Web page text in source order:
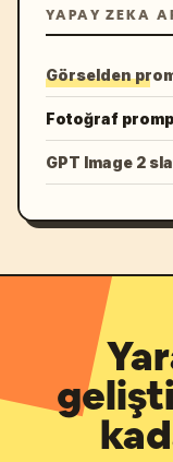
YAPAY ZEKA
Görselden
Fotoğraf
GPT Image 2